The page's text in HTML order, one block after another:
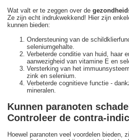
Wat valt er te zeggen over de
Ze zijn echt indrukwekkend! Hier zijn
kunnen bieden:
Ondersteuning van de
seleniumgehalte.
Verbeterde conditie van huid, haar
aanwezigheid van vitamine E en
Versterking van het
zink en selenium.
Verbeterde cognitieve functie -
mineralen.
Kunnen paranoten
Controleer de contra-
Hoewel paranoten veel voordelen bieden,